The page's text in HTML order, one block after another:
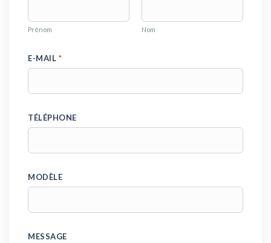
Prénom Nom
E-MAIL *
TÉLÉPHONE
T
É
É
H
MODÈLE
MESSAGE